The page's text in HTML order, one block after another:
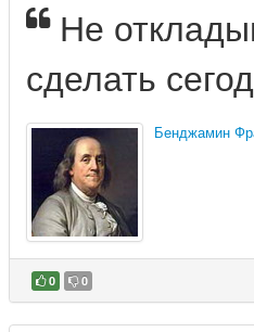
Не
сделать
Бенджамин
0 0